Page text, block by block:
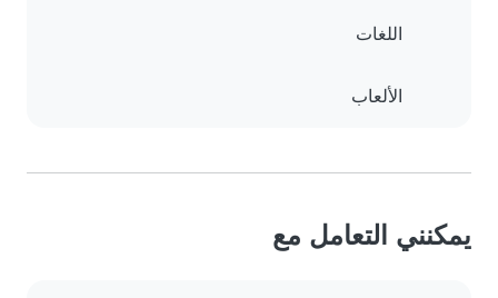
اللغات
الألعاب
يمكنني التعامل مع